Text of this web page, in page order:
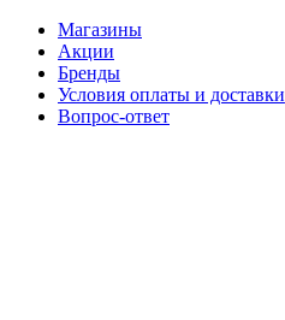
Магазины
Акции
Бренды
Условия оплаты и доставки
Вопрос-ответ